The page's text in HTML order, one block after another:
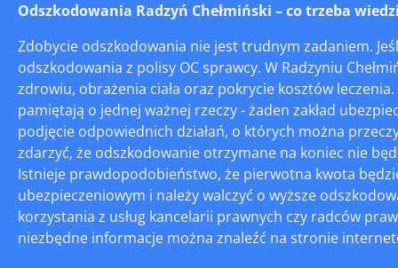
Odszkodowania Radzyń Chełmiński – co trzeba
Zdobycie odszkodowania nie jest trudnym zadaniem.
odszkodowania z polisy OC sprawcy. W Radzyniu
zdrowiu, obrażenia ciała oraz pokrycie kosztów
pamiętają o jednej ważnej rzeczy - żaden zakład
podjęcie odpowiednich działań, o których można
zdarzyć, że odszkodowanie otrzymane na koniec nie
Istnieje prawdopodobieństwo, że pierwotna kwota
ubezpieczeniowym i należy walczyć o wyższe
korzystania z usług kancelarii prawnych czy radców
niezbędne informacje można znaleźć na stronie